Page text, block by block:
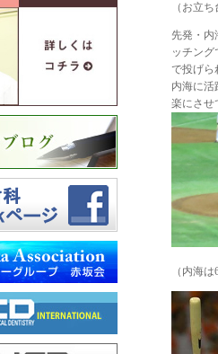
（お立
先発・内
ッチン
で投げら
内海に活
楽にさせ
（内海